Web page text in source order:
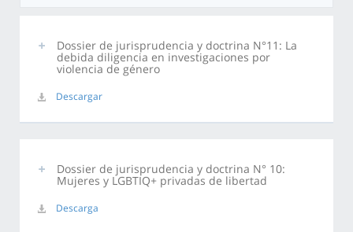
Dossier de jurisprudencia y doctrina N°11: La
debida diligencia en investigaciones por
violencia de género
Descargar
Dossier de jurisprudencia y doctrina N° 10:
Mujeres y LGBTIQ+ privadas de libertad
Descarga